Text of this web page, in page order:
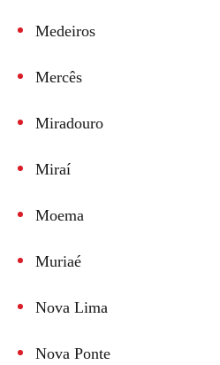
Medeiros
Mercês
Miradouro
Miraí
Moema
Muriaé
Nova Lima
Nova Ponte